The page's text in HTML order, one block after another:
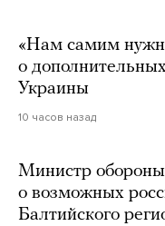
«Нам самим
о
Украины
10 часов назад
Министр
о возможных
Балтийского